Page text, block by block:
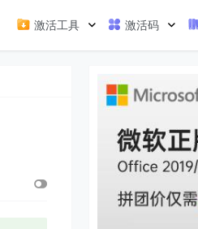
激活工具 激活码